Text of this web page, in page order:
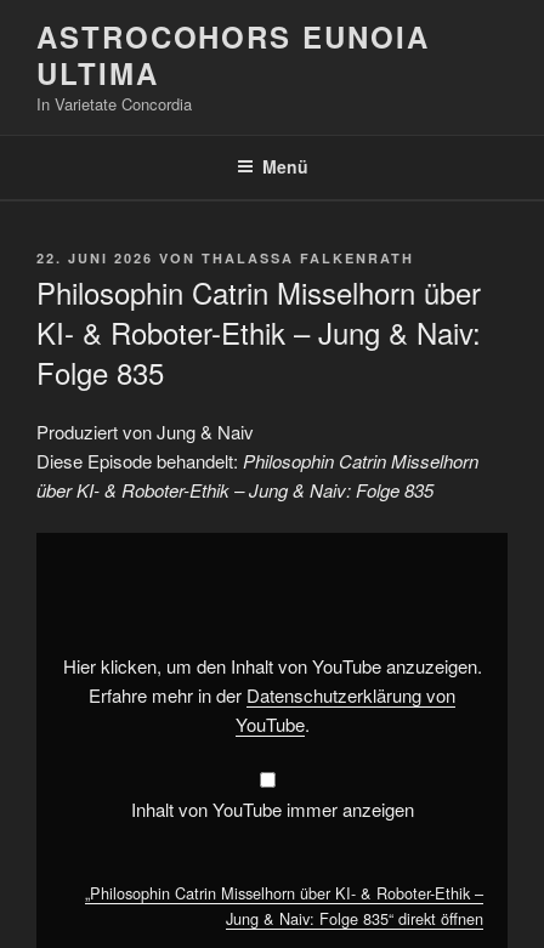
Inhalt
springen
ASTROCOHORS EUNOIA
ULTIMA
In Varietate Concordia
Menü
VERÖFFENTLICHT
22. JUNI 2026 VON THALASSA FALKENRATH
Philosophin Catrin Misselhorn über
KI- & Roboter-Ethik – Jung & Naiv:
Folge 835
Produziert von Jung & Naiv
Diese Episode behandelt: Philosophin Catrin Misselhorn
über KI- & Roboter-Ethik – Jung & Naiv: Folge 835
„Philosophin
EthikHier klicken, um den Inhalt von YouTube anzuzeigen.
Erfahre mehr in der Datenschutzerklärung von
YouTube.
Inhalt von YouTube immer anzeigen
„Philosophin Catrin Misselhorn über KI- & Roboter-Ethik –
Jung & Naiv: Folge 835“ direkt öffnen